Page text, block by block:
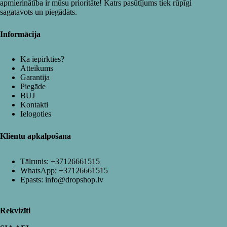
apmierinātība ir mūsu prioritāte! Katrs pasūtījums tiek rūpīgi
sagatavots un piegādāts.
Informācija
Kā iepirkties?
Atteikums
Garantija
Piegāde
BUJ
Kontakti
Ielogoties
Klientu apkalpošana
Tālrunis: +37126661515
WhatsApp: +37126661515
Epasts: info@dropshop.lv
Rekvizīti